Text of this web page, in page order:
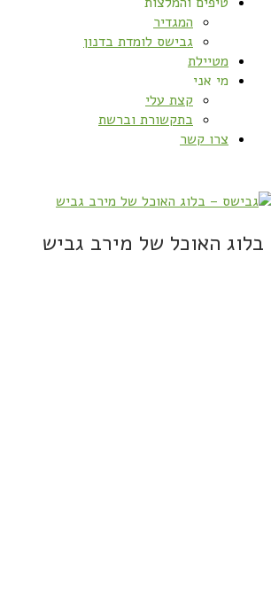
המגדיר
גבישס לומדת בדנון
מטיילת
מי אני
קצת עלי
בתקשורת וברשת
צרו קשר
בלוג האוכל של מירב גביש